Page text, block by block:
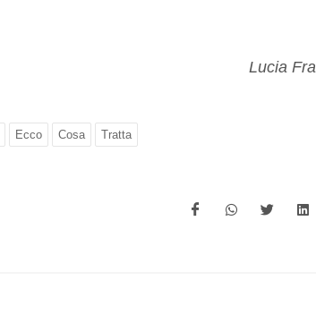
Lucia
Ecco Cosa Tratta